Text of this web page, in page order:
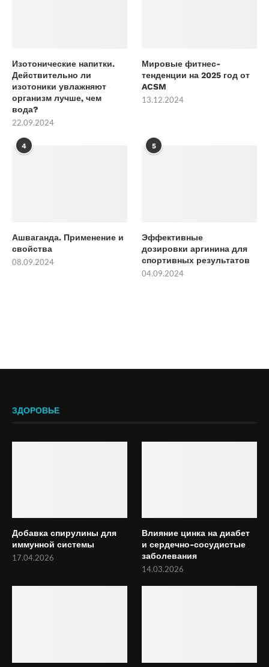
Изотонические напитки.
Действительно ли
изотоники увлажняют
организм лучше, чем
вода?
22.09.2024
Мировые фитнес-
тенденции на 2025 год от
ACSM
13.12.2024
4
Ашваганда. Применение и
свойства
08.09.2024
5
Эффективные
дозировки аргинина для
спортивных результатов
04.09.2024
ЗДОРОВЬЕ
Добавка спирулины для
иммунной системы
17.04.2026
Влияние цинка на диабет
и сердечно-сосудистые
заболевания
14.03.2026